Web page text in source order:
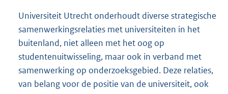
Universiteit Utrecht onderhoudt diverse strategische
samenwerkingsrelaties met universiteiten in het
buitenland, niet alleen met het oog op
studentenuitwisseling, maar ook in verband met
samenwerking op onderzoeksgebied. Deze relaties,
van belang voor de positie van de universiteit, ook